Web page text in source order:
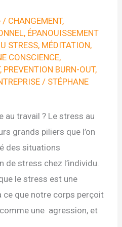
/ CHANGEMENT,
, ÉPANOUISSEMENT
STRESS, MÉDITATION,
CONSCIENCE,
, PREVENTION BURN-OUT,
/ STÉPHANE
au travail ? Le stress au
grands piliers que l’on
des situations
de stress chez l’individu.
le stress est une
ce que notre corps perçoit
une agression, et